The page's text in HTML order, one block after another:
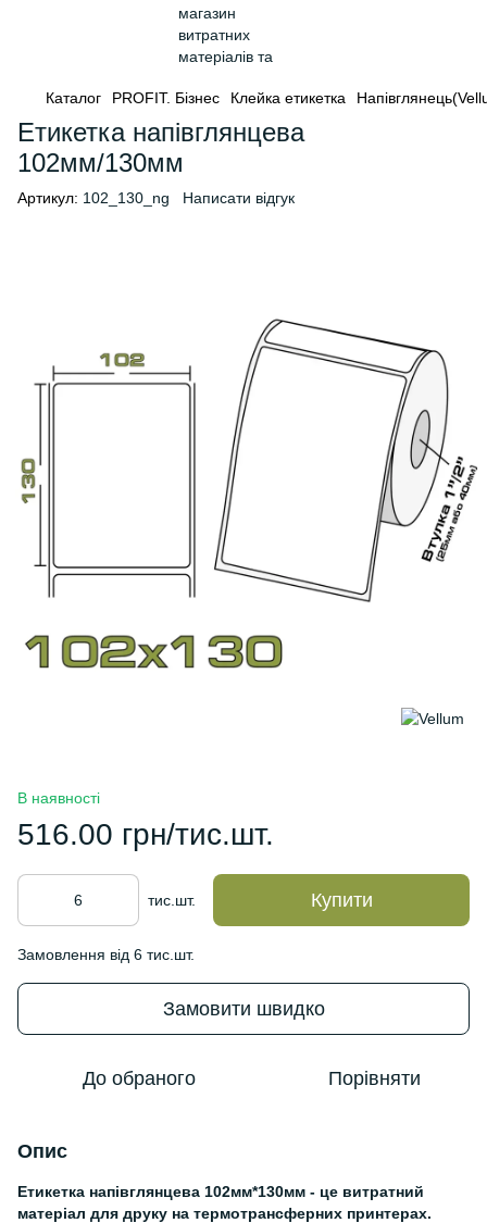
Каталог PROFIT. Бізнес Клейка етикетка
Етикетка напівглянцева
102мм/130мм
Артикул: 102_130_ng Написати відгук
В наявності
516.00 грн/тис.шт.
тис.шт. Купити
Замовлення від 6 тис.шт.
Замовити швидко
До обраного Порівняти
Опис
Етикетка напівглянцева 102мм*130мм - це витратний
матеріал для друку на термотрансферних принтерах.